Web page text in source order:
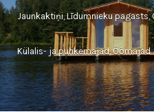
Jaunkaktiņi, Līdumnieku
Külalis- ja puhkemajad,Öömajad